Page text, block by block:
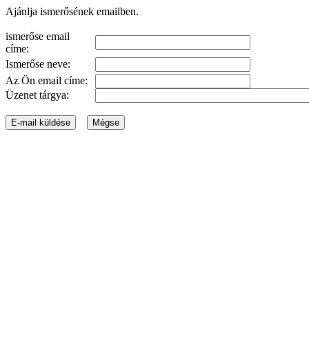
Ajánlja ismerősének emailben.
ismerőse email
címe:
Ismerőse neve:
Az Ön email címe:
Üzenet tárgya: